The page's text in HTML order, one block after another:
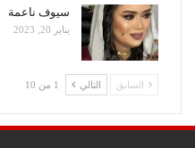
سيوف ناعمة
يناير 20, 2023
السابق التالي 1 من 10